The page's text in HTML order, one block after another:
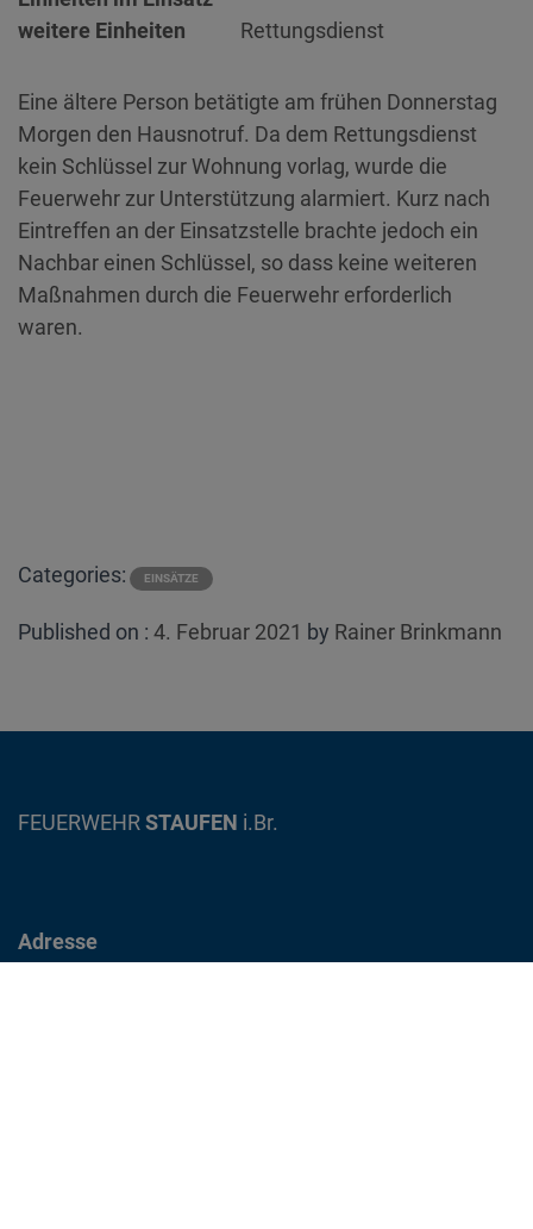
weitere Einheiten
Rettungsdienst
Eine ältere Person betätigte am frühen Donnerstag
Morgen den Hausnotruf. Da dem Rettungsdienst
kein Schlüssel zur Wohnung vorlag, wurde die
Feuerwehr zur Unterstützung alarmiert. Kurz nach
Eintreffen an der Einsatzstelle brachte jedoch ein
Nachbar einen Schlüssel, so dass keine weiteren
Maßnahmen durch die Feuerwehr erforderlich
waren.
Categories: EINSÄTZE
Published on : Posted
4. Februar 2021 by Rainer Brinkmann
FEUERWEHR STAUFEN i.Br.
Adresse